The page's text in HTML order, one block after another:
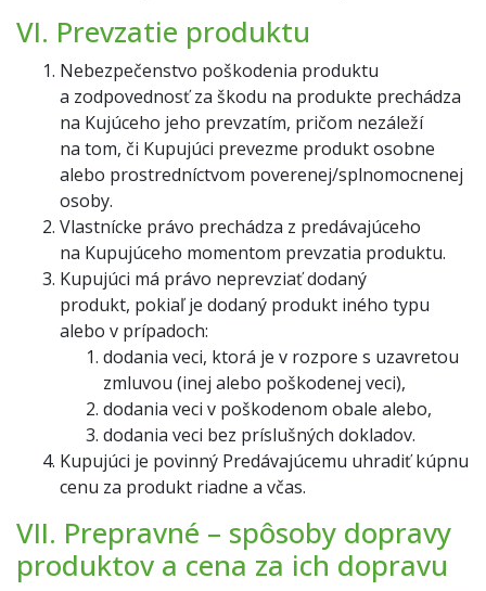
VI. Prevzatie produktu
Nebezpečenstvo poškodenia produktu
a zodpovednosť za škodu na produkte prechádza
na Kujúceho jeho prevzatím, pričom nezáleží
na tom, či Kupujúci prevezme produkt osobne
alebo prostredníctvom poverenej/splnomocnenej
osoby.
Vlastnícke právo prechádza z predávajúceho
na Kupujúceho momentom prevzatia produktu.
Kupujúci má právo neprevziať dodaný
produkt, pokiaľ je dodaný produkt iného typu
alebo v prípadoch:
dodania veci, ktorá je v rozpore s uzavretou
zmluvou (inej alebo poškodenej veci),
dodania veci v poškodenom obale alebo,
dodania veci bez príslušných dokladov.
Kupujúci je povinný Predávajúcemu uhradiť kúpnu
cenu za produkt riadne a včas.
VII. Prepravné – spôsoby dopravy
produktov a cena za ich dopravu